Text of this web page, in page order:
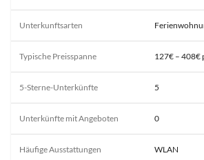
Unterkunftsarten
Typische Preisspanne 127€ – 408€
5-Sterne-Unterkünfte 5
Unterkünfte mit Angeboten 0
Häufige Ausstattungen WLAN